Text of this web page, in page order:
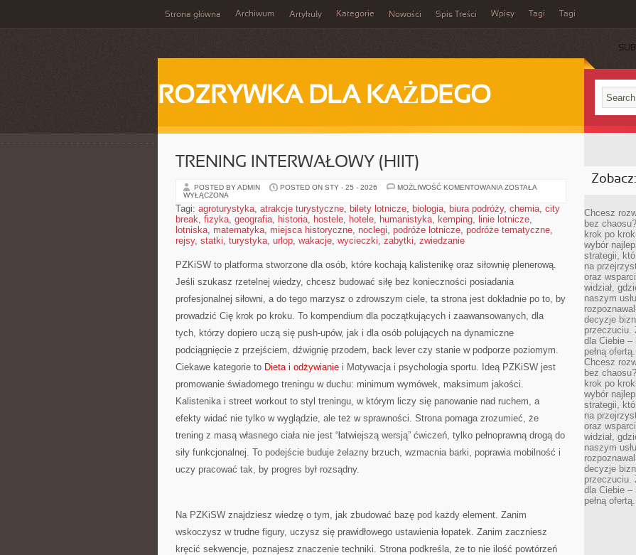
Strona główna Archiwum Artykuły Kategorie Nowości Spis Treści Wpisy Tagi Tagi
ROZRYWKA DLA KAŻDEGO
TRENING INTERWAŁOWY (HIIT)
POSTED BY ADMIN POSTED ON STY - 25 - 2026 MOŻLIWOŚĆ KOMENTOWANIA TRENING
ZOSTAŁA
WYŁĄCZONA
Tagi: agroturystyka, atrakcje turystyczne, bilety lotnicze, biologia, biura podróży, chemia, city
break, fizyka, geografia, historia, hostele, hotele, humanistyka, kemping, linie lotnicze,
lotniska, matematyka, miejsca historyczne, noclegi, podróże lotnicze, podróże tematyczne,
rejsy, statki, turystyka, urlop, wakacje, wycieczki, zabytki, zwiedzanie
PZKiSW to platforma stworzone dla osób, które kochają kalistenikę oraz siłownię plenerową.
Jeśli szukasz rzetelnej wiedzy, chcesz budować siłę bez konieczności posiadania
profesjonalnej siłowni, a do tego marzysz o zdrowszym ciele, ta strona jest dokładnie po to, by
prowadzić Cię krok po kroku. To kompendium dla początkujących i zaawansowanych, dla
tych, którzy dopiero uczą się push-upów, jak i dla osób polujących na dynamiczne
podciągnięcie z przejściem, dźwignię przodem, back lever czy stanie w podporze poziomym.
Ciekawe kategorie to Dieta i odżywianie i Motywacja i psychologia sportu. Ideą PZKiSW jest
promowanie świadomego treningu w duchu: minimum wymówek, maksimum jakości.
Kalistenika i street workout to styl treningu, w którym liczy się panowanie nad ruchem, a
efekty widać nie tylko w wyglądzie, ale też w sprawności. Strona pomaga zrozumieć, że
trening z masą własnego ciała nie jest “łatwiejszą wersją” ćwiczeń, tylko pełnoprawną drogą do
siły funkcjonalnej. To podejście buduje żelazny brzuch, wzmacnia barki, poprawia mobilność i
uczy pracować tak, by progres był rozsądny.
Na PZKiSW znajdziesz wiedzę o tym, jak zbudować bazę pod każdy element. Zanim
wskoczysz w trudne figury, uczysz się prawidłowego ustawienia łopatek. Zanim zaczniesz
kręcić sekwencje, poznajesz znaczenie techniki. Strona podkreśla, że to nie ilość powtórzeń
Zobacz:
Chcesz
bez
krok po
wybór
strategii,
na
oraz
widział,
naszym
decyzje
przeczuciu.
dla Ciebie –
pełną ofertą.
Chcesz
bez
krok po
wybór
strategii,
na
oraz
widział,
naszym
decyzje
przeczuciu.
dla Ciebie –
pełną ofertą.